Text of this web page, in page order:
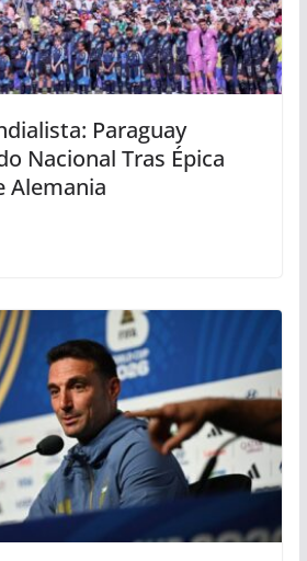
Paraguay
Nacional Tras Épica
Alemania